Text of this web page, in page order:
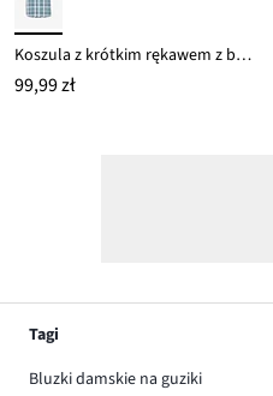
Koszula z krótkim rękawem z bawełnianej kory
99,99 zł
Tagi
Bluzki damskie na guziki